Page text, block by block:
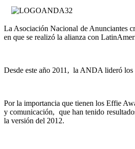
La Asociación Nacional de Anunciantes
en que se realizó la alianza con
Desde este año 2011, la ANDA lideró
Por la importancia que tienen los Effie
y comunicación, que han tenido
la versión del 2012.